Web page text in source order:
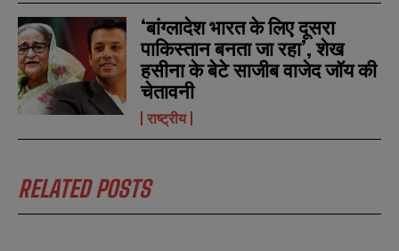
‘बांग्लादेश भारत के लिए दूसरा
पाकिस्तान बनता जा रहा’, शेख
हसीना के बेटे साजीब वाजेद जॉय की
चेतावनी
राष्ट्रीय
RELATED POSTS